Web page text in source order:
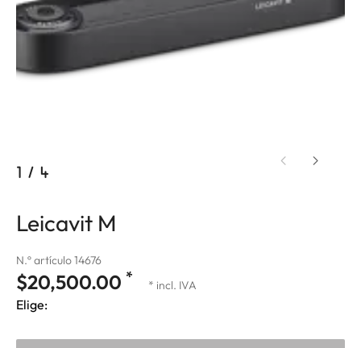
1 / 4
Leicavit M
N.º artículo 14676
$20,500.00 * * incl. IVA
Elige: